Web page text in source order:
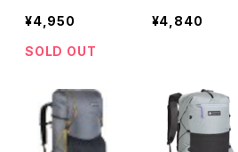
E ROCKET
¥4,950
SOLD OUT
DER STRAP P
OCKET LARGE
¥4,840